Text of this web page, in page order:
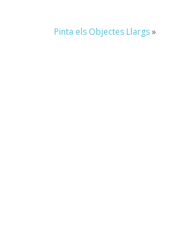
Pinta els Objectes Llargs»